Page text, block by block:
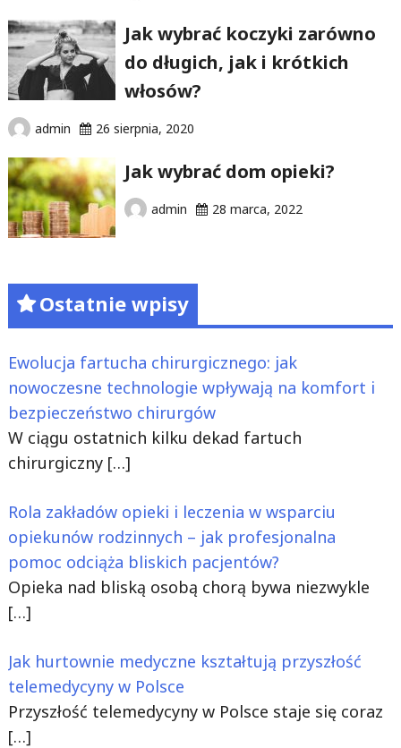
Jak wybrać koczyki zarówno
do długich, jak i krótkich
włosów?
admin 26 sierpnia, 2020
Jak wybrać dom opieki?
admin 28 marca, 2022
Ostatnie wpisy
Ewolucja fartucha chirurgicznego: jak
nowoczesne technologie wpływają na komfort i
bezpieczeństwo chirurgów
W ciągu ostatnich kilku dekad fartuch
chirurgiczny […]
Rola zakładów opieki i leczenia w wsparciu
opiekunów rodzinnych – jak profesjonalna
pomoc odciąża bliskich pacjentów?
Opieka nad bliską osobą chorą bywa niezwykle
[…]
Jak hurtownie medyczne kształtują przyszłość
telemedycyny w Polsce
Przyszłość telemedycyny w Polsce staje się coraz
[…]